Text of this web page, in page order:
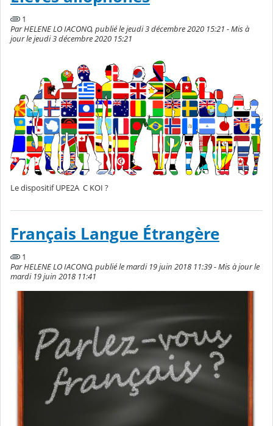
1
Par HELENE LO IACONO, publié le jeudi 3 décembre 2020 15:21 - Mis à
jour le jeudi 3 décembre 2020 15:21
Le dispositif UPE2A C KOI ?
Français Langue Étrangère
1
Par HELENE LO IACONO, publié le mardi 19 juin 2018 11:39 - Mis à jour le
mardi 19 juin 2018 11:41